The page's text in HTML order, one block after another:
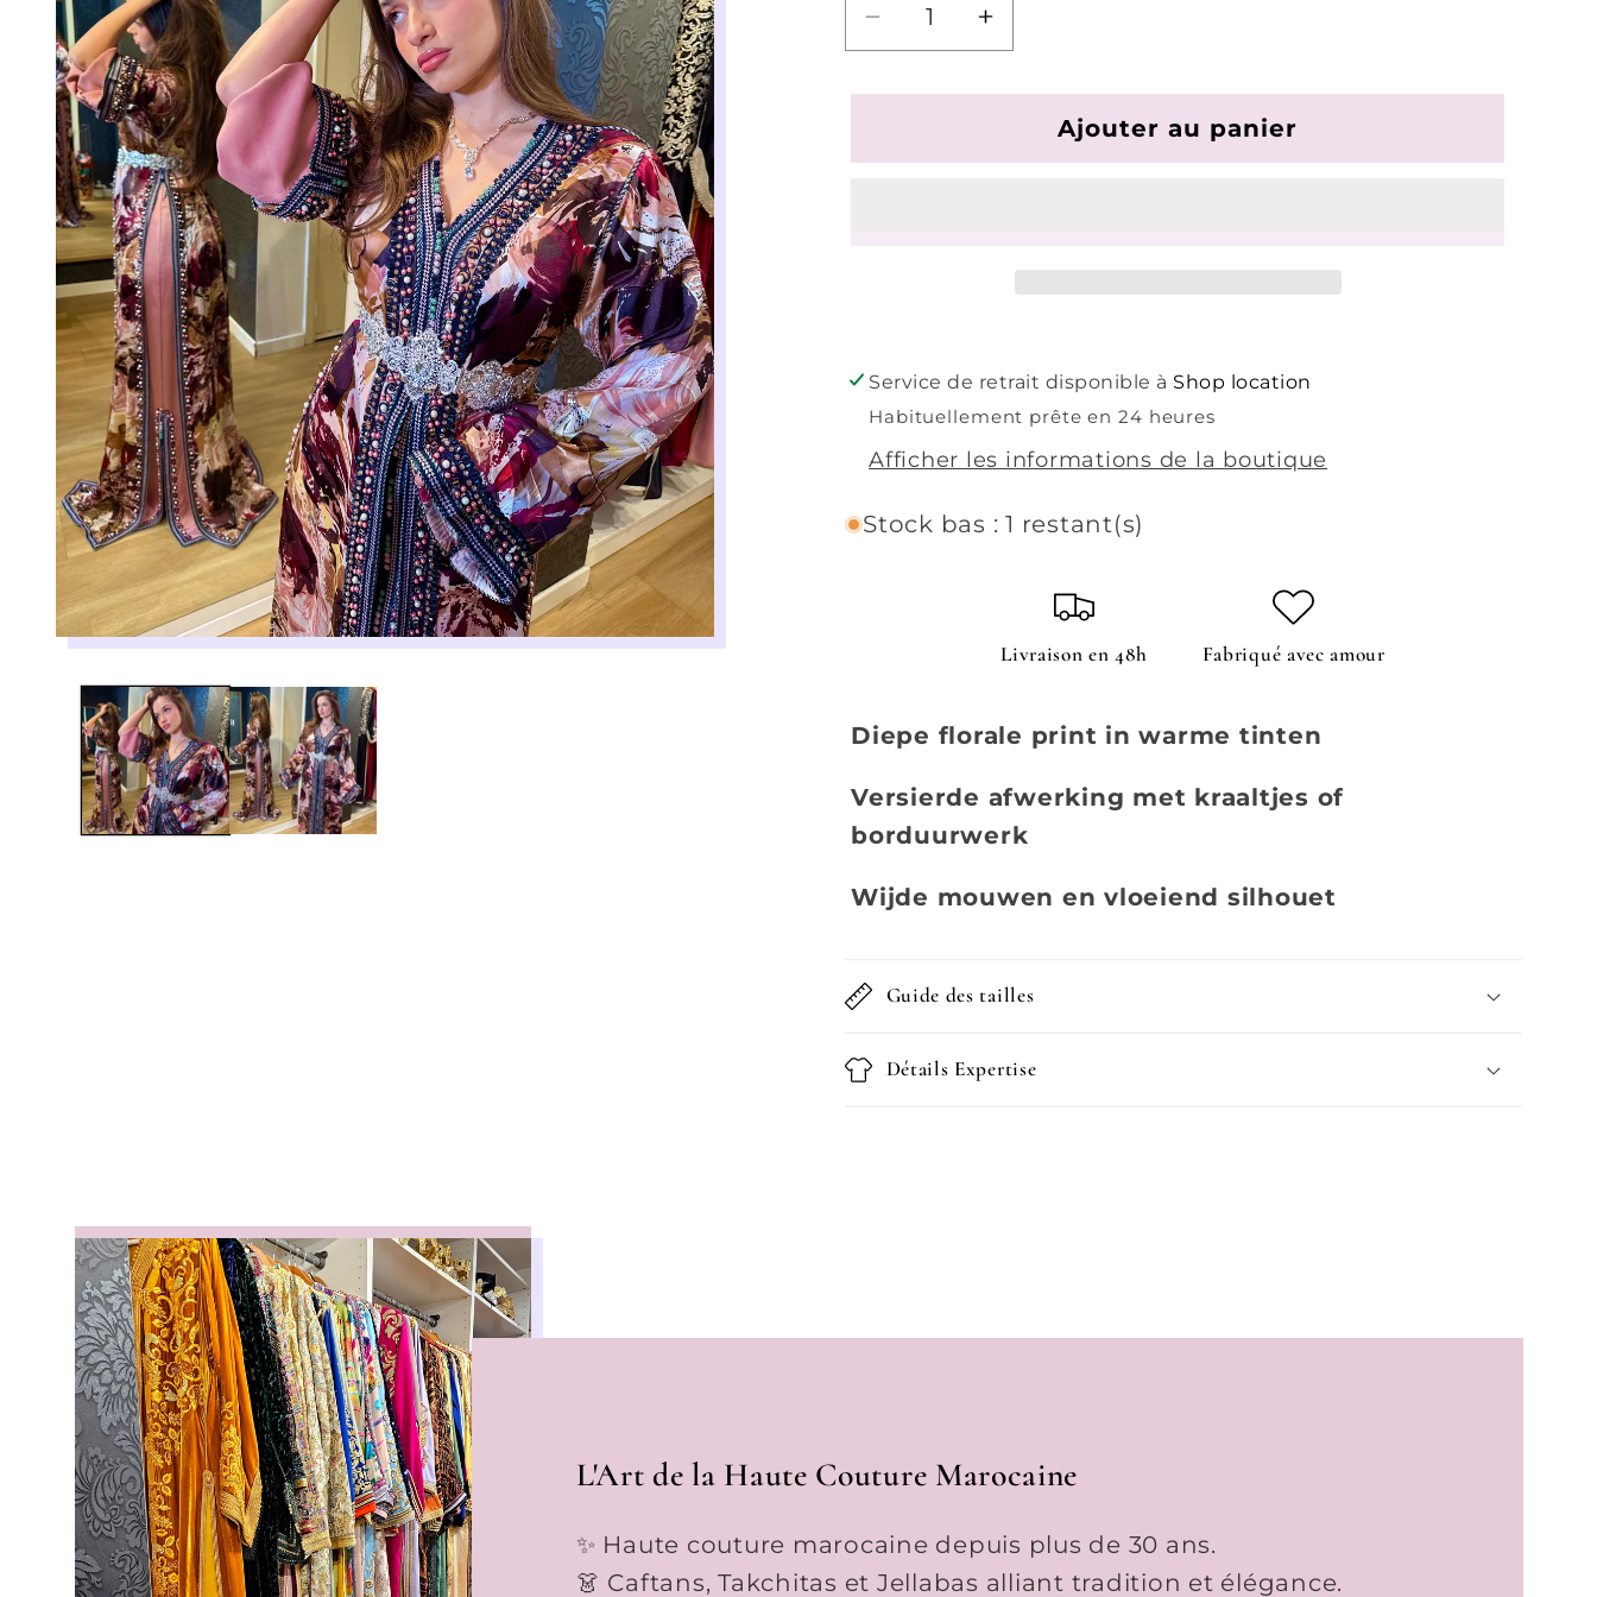
Réduire
la
quantité
Augmenter
la
quantité
Ajouter au panier
Service de retrait disponible à Shop location
Habituellement prête en 24 heures
Afficher les informations de la boutique
Stock bas : 1 restant(s)
Livraison en 48h Fabriqué avec amour
Diepe florale print in warme tinten
Versierde afwerking met kraaltjes of
borduurwerk
Wijde mouwen en vloeiend silhouet
Guide des tailles
Détails Expertise
L'Art de la Haute Couture Marocaine
✨ Haute couture marocaine depuis plus de 30 ans.
👗 Caftans, Takchitas et Jellabas alliant tradition et élégance.